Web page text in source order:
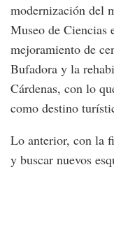
modernización del
Museo de Ciencias
mejoramiento de
Bufadora y la
Cárdenas, con lo
como destino
Lo anterior, con la
y buscar nuevos